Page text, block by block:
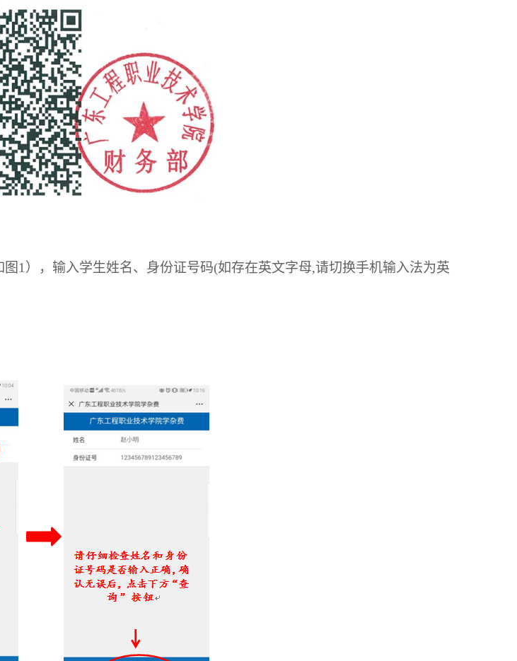
图1 ），输入学生姓名、身份证号码(如存在英文字母,请切换手机输入法为英